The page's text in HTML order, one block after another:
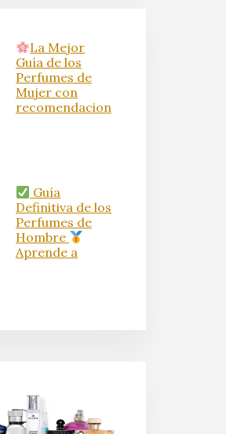
La Mejor
Guía de los
Perfumes de
Mujer con
recomendacion
Guía
Definitiva de los
Perfumes de
Hombre
Aprende a